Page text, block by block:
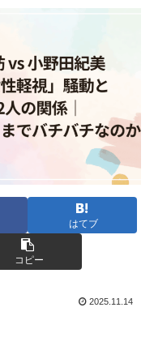
はてブ
コピー
2025.11.14